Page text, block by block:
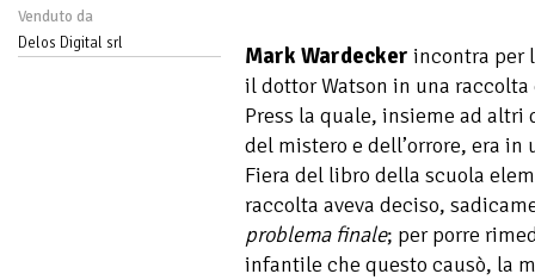
Venduto da
Delos Digital srl
Mark Wardecker incontra per
il dottor Watson in una
Press la quale, insieme ad
del mistero e dell’orrore, era
Fiera del libro della scuola
raccolta aveva deciso,
problema finale; per porre
infantile che questo causò, la